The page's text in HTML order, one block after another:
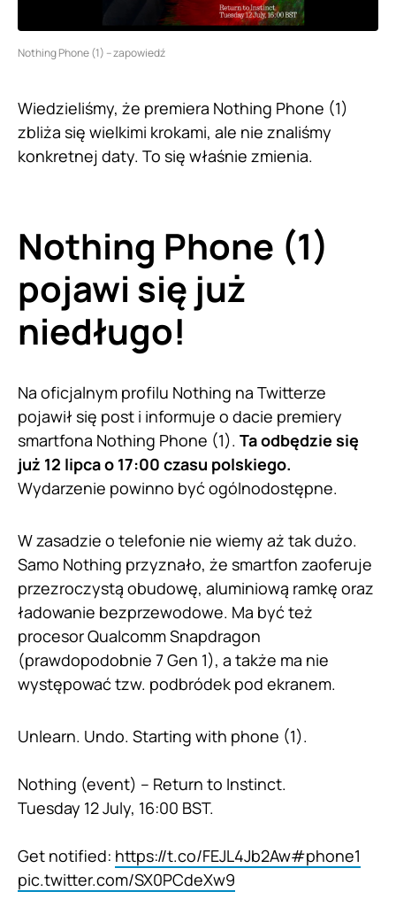
Nothing Phone (1) – zapowiedź
Wiedzieliśmy, że premiera Nothing Phone (1)
zbliża się wielkimi krokami, ale nie znaliśmy
konkretnej daty. To się właśnie zmienia.
Nothing Phone (1)
pojawi się już
niedługo!
Na oficjalnym profilu Nothing na Twitterze
pojawił się post i informuje o dacie premiery
smartfona Nothing Phone (1). Ta odbędzie się
już 12 lipca o 17:00 czasu polskiego.
Wydarzenie powinno być ogólnodostępne.
W zasadzie o telefonie nie wiemy aż tak dużo.
Samo Nothing przyznało, że smartfon zaoferuje
przezroczystą obudowę, aluminiową ramkę oraz
ładowanie bezprzewodowe. Ma być też
procesor Qualcomm Snapdragon
(prawdopodobnie 7 Gen 1), a także ma nie
występować tzw. podbródek pod ekranem.
Unlearn. Undo. Starting with phone (1).
Nothing (event) – Return to Instinct.
Tuesday 12 July, 16:00 BST.
Get notified: https://t.co/FEJL4Jb2Aw#phone1
pic.twitter.com/SX0PCdeXw9